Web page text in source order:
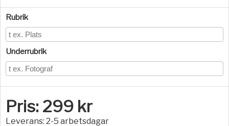
Rubrik
Underrubrik
Pris: 299 kr
Leverans: 2-5 arbetsdagar